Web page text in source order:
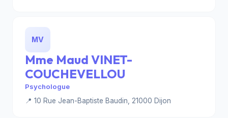
MV
Mme Maud VINET-
COUCHEVELLOU
Psychologue
📍 10 Rue Jean-Baptiste Baudin, 21000 Dijon